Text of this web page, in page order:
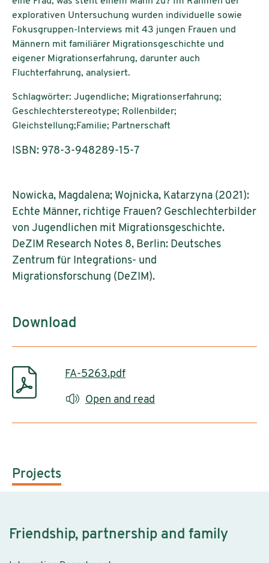
explorativen Untersuchung wurden individuelle sowie
Fokusgruppen-Interviews mit 43 jungen Frauen und
Männern mit familiärer Migrationsgeschichte und
eigener Migrationserfahrung, darunter auch
Fluchterfahrung, analysiert.
Schlagwörter: Jugendliche; Migrationserfahrung;
Geschlechterstereotype; Rollenbilder;
Gleichstellung;Familie; Partnerschaft
ISBN: 978-3-948289-15-7
Nowicka, Magdalena; Wojnicka, Katarzyna (2021):
Echte Männer, richtige Frauen? Geschlechterbilder
von Jugendlichen mit Migrationsgeschichte.
DeZIM Research Notes 8, Berlin: Deutsches
Zentrum für Integrations- und
Migrationsforschung (DeZIM).
Download
FA-5263.pdf
Open and read
Projects
Friendship, partnership and family